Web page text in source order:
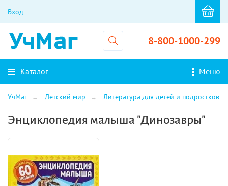
Вход
8-800-1000-299
Каталог Меню
УчМаг Детский мир Литература для детей и подростков
Энциклопедия малыша "Динозавры"